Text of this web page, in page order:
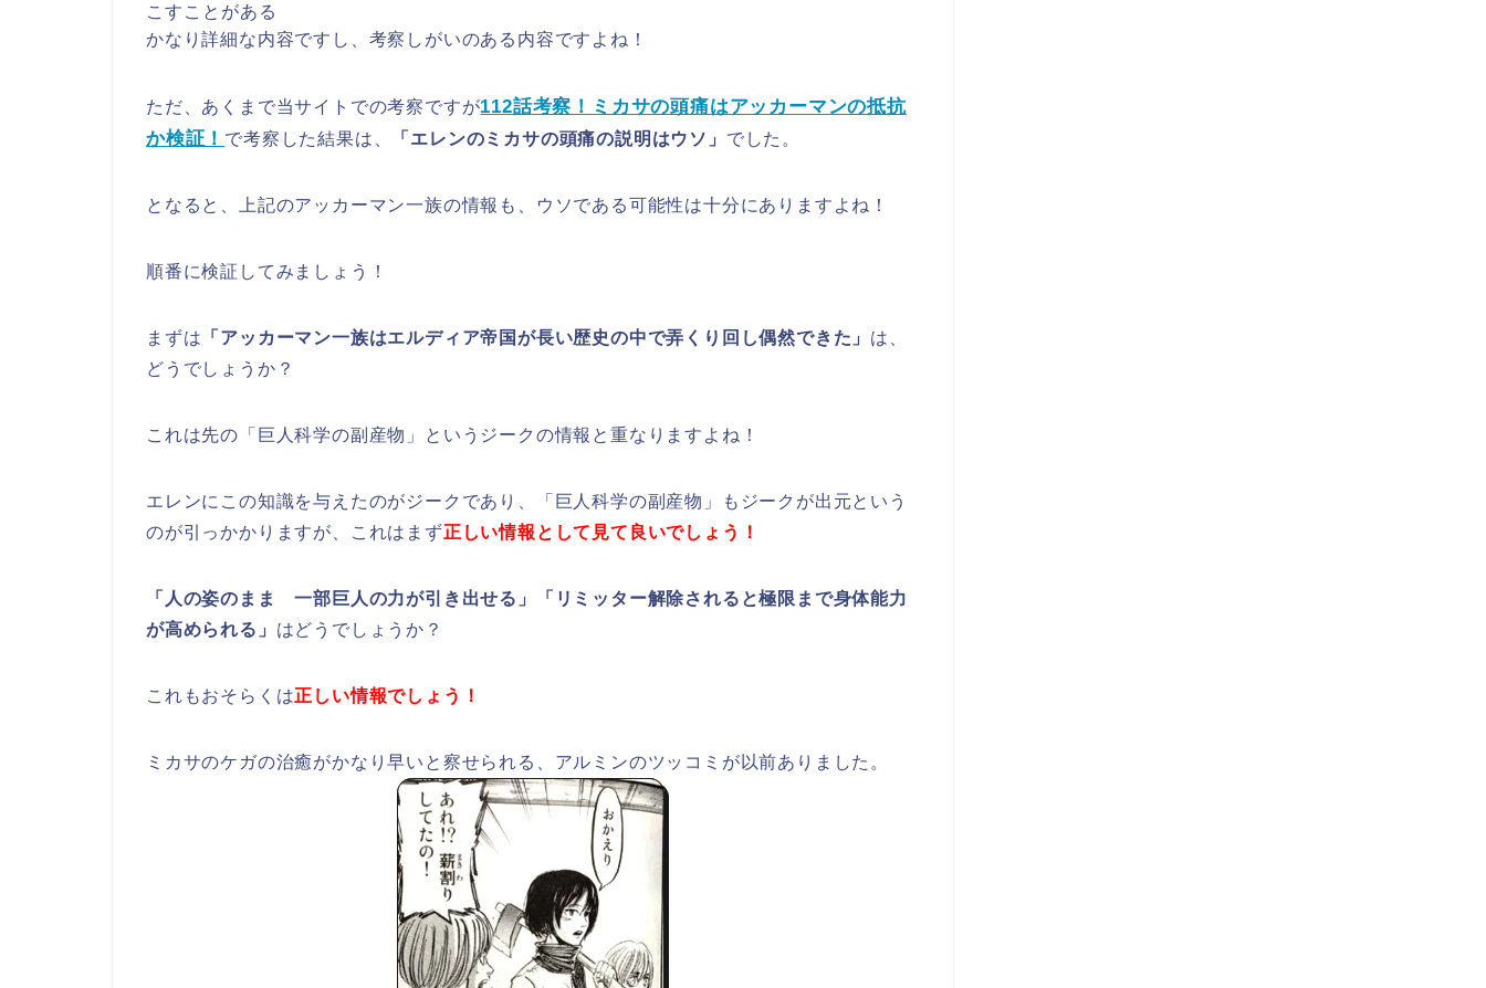
こすことがある
かなり詳細な内容ですし、考察しがいのある内容ですよね！
ただ、あくまで当サイトでの考察ですが112話考察！ミカサの頭痛はアッカーマンの抵抗
か検証！ で考察した結果は、 「エレンのミカサの頭痛の説明はウソ」 でした。
となると、上記のアッカーマン一族の情報も、ウソである可能性は十分にありますよね！
順番に検証してみましょう！
まずは 「アッカーマン一族はエルディア帝国が長い歴史の中で弄くり回し偶然できた」 は、
どうでしょうか？
これは先の「巨人科学の副産物」というジークの情報と重なりますよね！
エレンにこの知識を与えたのがジークであり、「巨人科学の副産物」もジークが出元という
のが引っかかりますが、これはまず正しい情報として見て良いでしょう！
「人の姿のまま 一部巨人の力が引き出せる」「リミッター解除されると極限まで身体能力
が高められる」 はどうでしょうか？
これもおそらくは正しい情報でしょう！
ミカサのケガの治癒がかなり早いと察せられる、アルミンのツッコミが以前ありました。